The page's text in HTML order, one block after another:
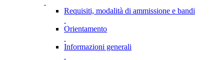
Requisiti, modalità di ammissione e bandi
Orientamento
Informazioni generali